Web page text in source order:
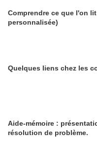
Comprendre ce que l'on
personnalisée)
Quelques liens chez les
Aide-mémoire :
résolution de problème.